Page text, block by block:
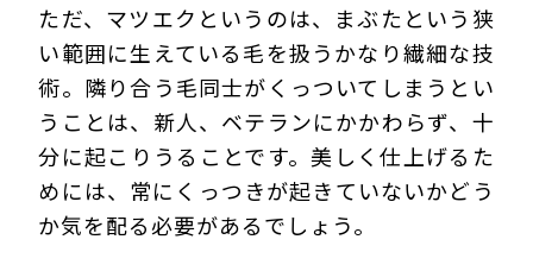
ただ、マツエクというのは、まぶたという狭
い範囲に生えている毛を扱うかなり繊細な技
術。隣り合う毛同士がくっついてしまうとい
うことは、新人、ベテランにかかわらず、十
分に起こりうることです。美しく仕上げるた
めには、常にくっつきが起きていないかどう
か気を配る必要があるでしょう。